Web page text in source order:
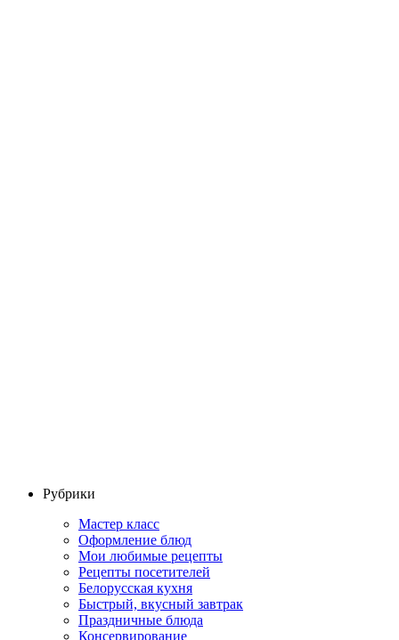
Рубрики
Мастер класс
Оформление блюд
Мои любимые рецепты
Рецепты посетителей
Белорусская кухня
Быстрый, вкусный завтрак
Праздничные блюда
Консервирование